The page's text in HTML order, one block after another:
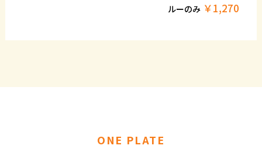
ルーのみ ￥1,270
ONE PLATE